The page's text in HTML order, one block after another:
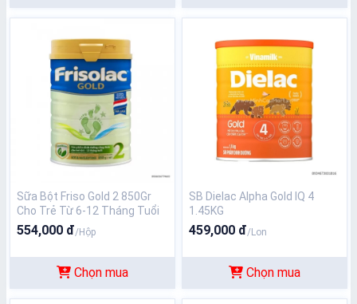
Sữa Bột Friso Gold 2 850Gr
Cho Trẻ Từ 6-12 Tháng Tuổi
554,000 đ/Hộp
Chọn mua
SB Dielac Alpha Gold IQ 4
1.45KG
459,000 đ/Lon
Chọn mua